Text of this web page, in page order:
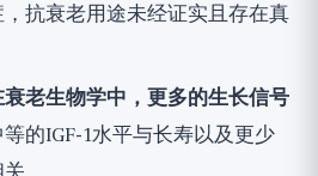
抗衰老用途未经证实且存在真
老生物学中，更多的生长信号
的IGF-1水平与长寿以及更少